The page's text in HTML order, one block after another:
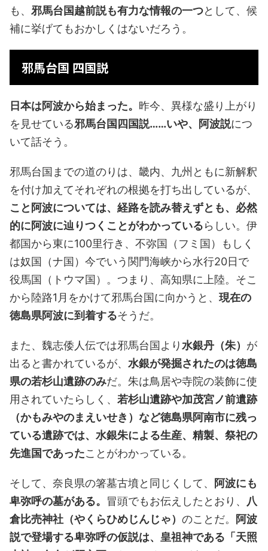
も、 邪馬台国越前説も有力な情報の一つとして、候
補に挙げてもおかしくはないだろう。
邪馬台国 四国説
日本は阿波から始まった。 昨今、異様な盛り上がり
を見せている邪馬台国四国説……いや、阿波説につ
いて話そう。
邪馬台国までの道のりは、畿内、九州ともに新解釈
を付け加えてそれぞれの根拠を打ち出しているが、
こと阿波については、経路を読み替えずとも、必然
的に阿波に辿りつくことがわかっているらしい。伊
都国から東に100里行き、不弥国（フミ国）もしく
は奴国（ナ国）今でいう関門海峡から水行20日で
役馬国（トウマ国）。つまり、高知県に上陸。そこ
から陸路1月をかけて邪馬台国に向かうと、 現在の
徳島県阿波に到着するそうだ。
また、魏志倭人伝では邪馬台国より 水銀丹（朱） が
出ると書かれているが、 水銀が発掘されたのは徳島
県の若杉山遺跡のみだ。朱は鳥居や寺院の装飾に使
用されていたらしく、 若杉山遺跡や加茂宮ノ前遺跡
（かもみやのまえいせき）など徳島県阿南市に残っ
ている遺跡では、水銀朱による生産、精製、祭祀の
先進国であったことがわかっている。
そして、奈良県の箸墓古墳と同じくして、 阿波にも
卑弥呼の墓がある。 冒頭でもお伝えしたとおり、 八
倉比売神社（やくらひめじんじゃ） のことだ。 阿波
説で登場する卑弥呼の仮説は、皇祖神である「天照